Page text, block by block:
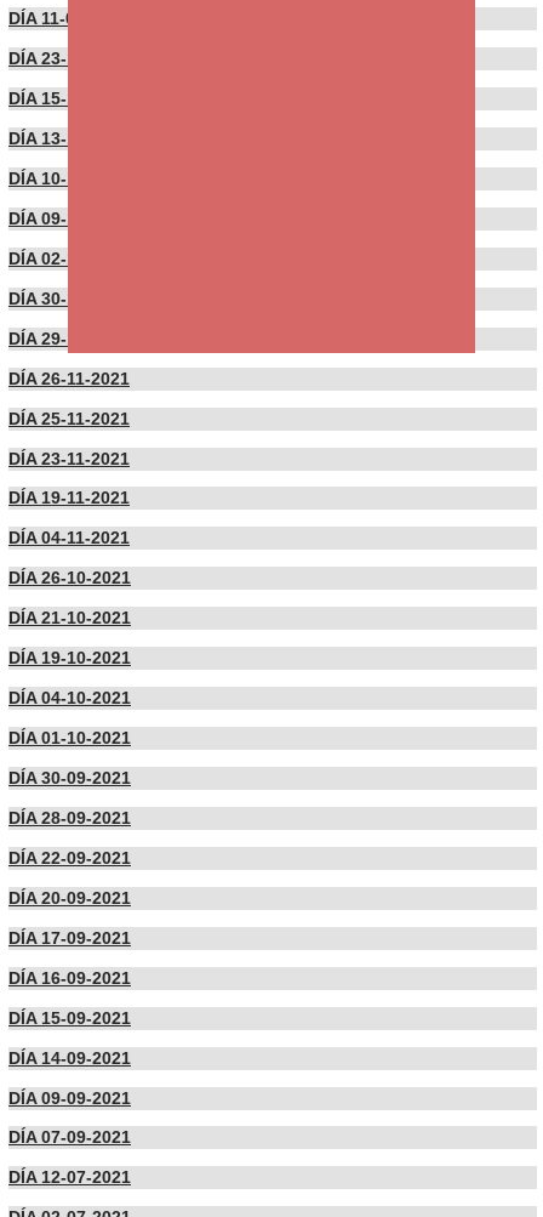
DÍA 11-01-2022
DÍA 23-12-2021
DÍA 15-12-2021
DÍA 13-12-2021
DÍA 10-12-2021
DÍA 09-12-2021
DÍA 02-12-2021
DÍA 30-11-2021
DÍA 29-11-2021
DÍA 26-11-2021
DÍA 25-11-2021
DÍA 23-11-2021
DÍA 19-11-2021
DÍA 04-11-2021
DÍA 26-10-2021
DÍA 21-10-2021
DÍA 19-10-2021
DÍA 04-10-2021
DÍA 01-10-2021
DÍA 30-09-2021
DÍA 28-09-2021
DÍA 22-09-2021
DÍA 20-09-2021
DÍA 17-09-2021
DÍA 16-09-2021
DÍA 15-09-2021
DÍA 14-09-2021
DÍA 09-09-2021
DÍA 07-09-2021
DÍA 12-07-2021